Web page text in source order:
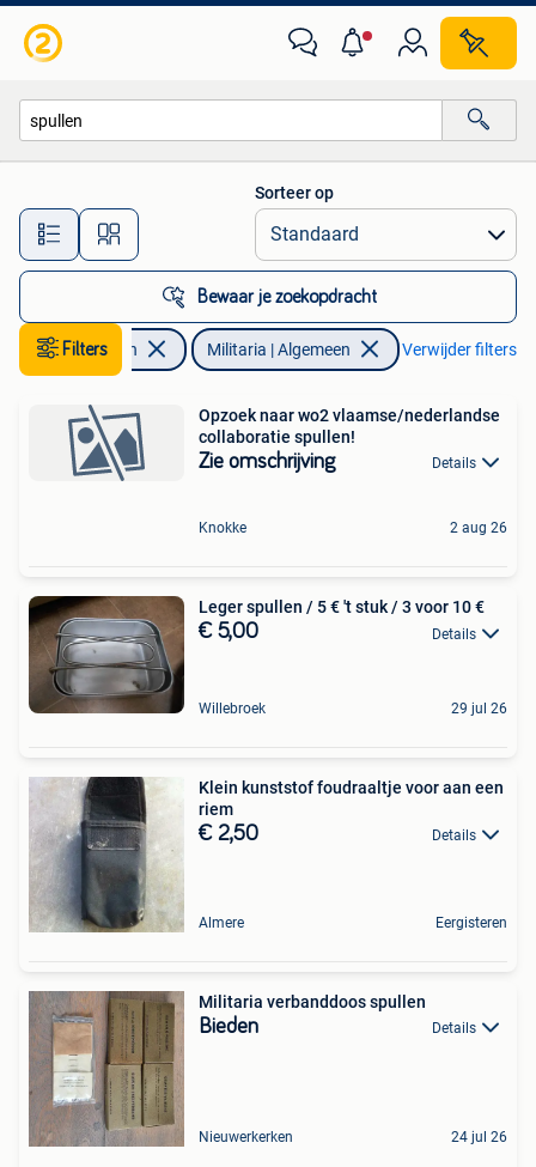
Alle afstanden…
Sorteer op
Bewaar je zoekopdracht
Filters
Verzamelen Militaria | Algemeen Verwijder filters
Opzoek naar wo2 vlaamse/nederlandse
collaboratie spullen!
Zie omschrijving Details
Knokke 2 aug 26
Leger spullen / 5 € 't stuk / 3 voor 10 €
€ 5,00 Details
Willebroek 29 jul 26
Klein kunststof foudraaltje voor aan een
riem
€ 2,50 Details
Almere Eergisteren
Militaria verbanddoos spullen
Bieden Details
Nieuwerkerken 24 jul 26